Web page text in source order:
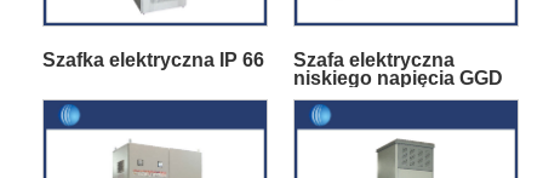
Szafka elektryczna IP 66
Szafa elektryczna
niskiego napięcia GGD